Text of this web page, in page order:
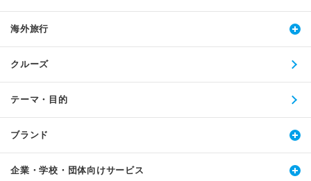
海外旅行
クルーズ
テーマ・目的
ブランド
企業・学校・団体向けサービス